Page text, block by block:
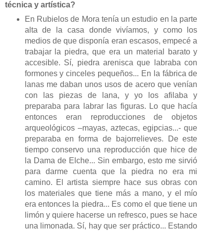
técnica y artística?
En Rubielos de Mora tenía un estudio en la parte
alta de la casa donde vivíamos, y como los
medios de que disponía eran escasos, empecé a
trabajar la piedra, que era un material barato y
accesible. Sí, piedra arenisca que labraba con
formones y cinceles pequeños... En la fábrica de
lanas me daban unos usos de acero que venían
con las piezas de lana, y yo los afilaba y
preparaba para labrar las figuras. Lo que hacía
entonces eran reproducciones de objetos
arqueológicos –mayas, aztecas, egipcias...- que
preparaba en forma de bajorrelieves. De este
tiempo conservo una reproducción que hice de
la Dama de Elche... Sin embargo, esto me sirvió
para darme cuenta que la piedra no era mi
camino. El artista siempre hace sus obras con
los materiales que tiene más a mano, y el mío
era entonces la piedra... Es como el que tiene un
limón y quiere hacerse un refresco, pues se hace
una limonada. Sí, hay que ser práctico... Estando